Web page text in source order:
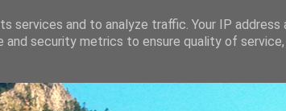
services and to analyze traffic. Your IP address
and security metrics to ensure quality of